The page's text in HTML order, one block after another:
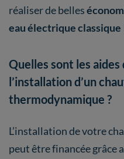
réaliser de belles
eau électrique classique
Quelles sont les
l’installation d’un
thermodynamique ?
L’installation de votre
peut être financée grâce